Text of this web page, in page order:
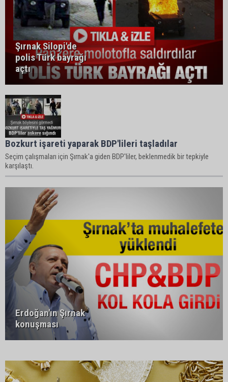
Şırnak Silopi'de
polis Türk bayrağı
açtı
Bozkurt işareti yaparak BDP'lileri taşladılar
Seçim çalışmaları için Şırnak'a giden BDP'liler, beklenmedik bir tepkiyle
karşılaştı.
Erdoğan'ın Şırnak
konuşması